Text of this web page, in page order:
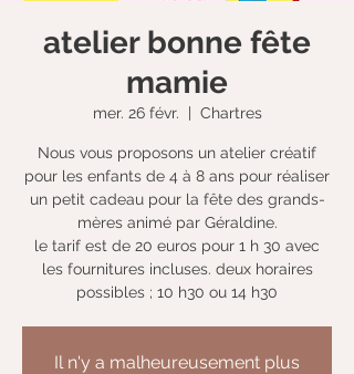
atelier bonne fête
mamie
mer. 26 févr.
  |
Chartres
Nous vous proposons un atelier créatif
pour les enfants de 4 à 8 ans pour réaliser
un petit cadeau pour la fête des grands-
mères animé par Géraldine.
le tarif est de 20 euros pour 1 h 30 avec
les fournitures incluses. deux horaires
possibles ; 10 h30 ou 14 h30
Il n'y a malheureusement plus